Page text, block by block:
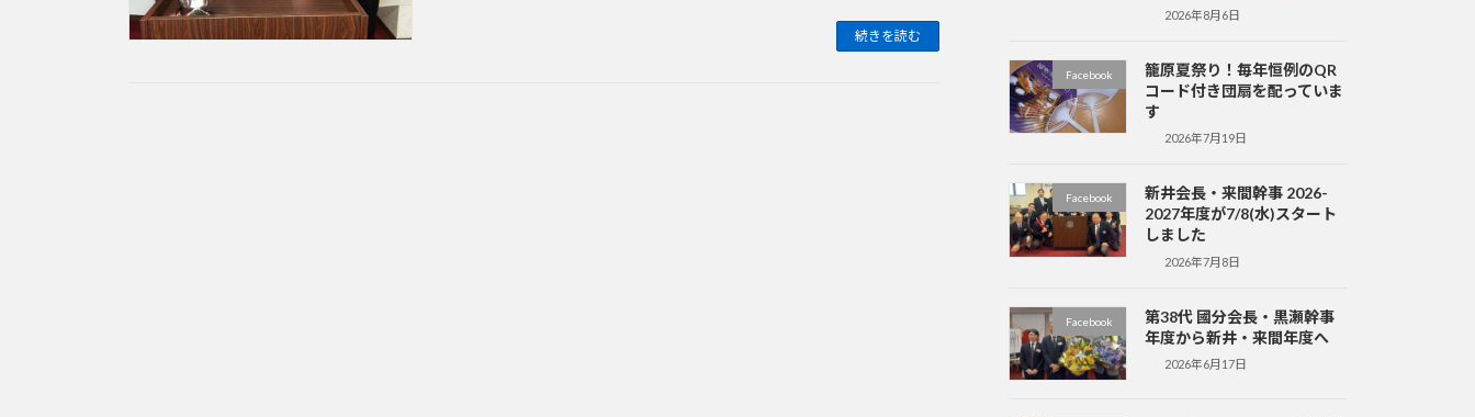
続きを読む
2026年8月6日
Facebook
籠原夏祭り！毎年恒例のQR
コード付き団扇を配っていま
す
2026年7月19日
Facebook
新井会長・来間幹事 2026-
2027年度が7/8(水)スタート
しました
2026年7月8日
Facebook
第38代 國分会長・黒瀬幹事
年度から新井・来間年度へ
2026年6月17日